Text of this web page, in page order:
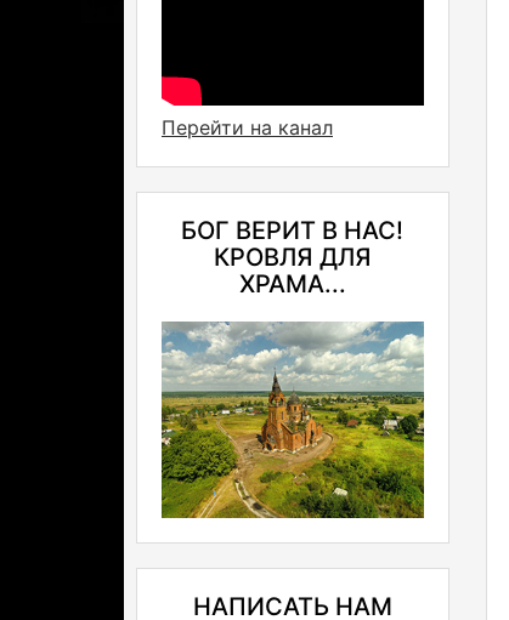
Перейти на канал
БОГ ВЕРИТ В НАС!
КРОВЛЯ ДЛЯ
ХРАМА...
НАПИСАТЬ НАМ